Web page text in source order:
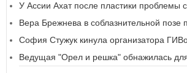
У Ассии Ахат после пластики проблемы
Вера Брежнева в соблазнительной позе
София Стужук кинула организатора
Ведущая "Орел и решка" обнажилась